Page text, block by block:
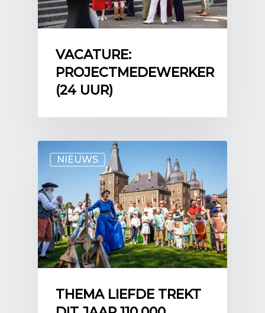
VACATURE:
PROJECTMEDEWERKER
(24 UUR)
NIEUWS
THEMA LIEFDE TREKT